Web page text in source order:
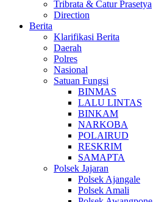
Tribrata & Catur Prasetya
Direction
Berita
Klarifikasi Berita
Daerah
Polres
Nasional
Satuan Fungsi
BINMAS
LALU LINTAS
BINKAM
NARKOBA
POLAIRUD
RESKRIM
SAMAPTA
Polsek Jajaran
Polsek Ajangale
Polsek Amali